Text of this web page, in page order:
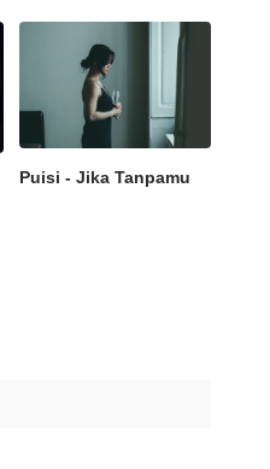
Puisi - Jika Tanpamu